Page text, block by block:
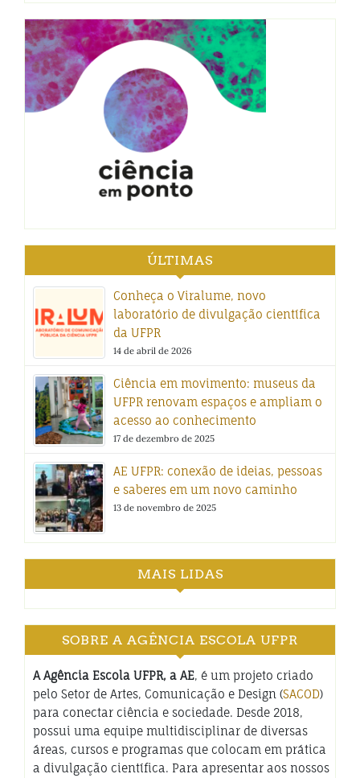
ÚLTIMAS
Conheça o Viralume, novo
laboratório de divulgação científica
da UFPR
14 de abril de 2026
Ciência em movimento: museus da
UFPR renovam espaços e ampliam o
acesso ao conhecimento
17 de dezembro de 2025
AE UFPR: conexão de ideias, pessoas
e saberes em um novo caminho
13 de novembro de 2025
MAIS LIDAS
SOBRE A AGÊNCIA ESCOLA UFPR
A Agência Escola UFPR, a AE, é um projeto criado
pelo Setor de Artes, Comunicação e Design (SACOD)
para conectar ciência e sociedade. Desde 2018,
possui uma equipe multidisciplinar de diversas
áreas, cursos e programas que colocam em prática
a divulgação científica. Para apresentar aos nossos